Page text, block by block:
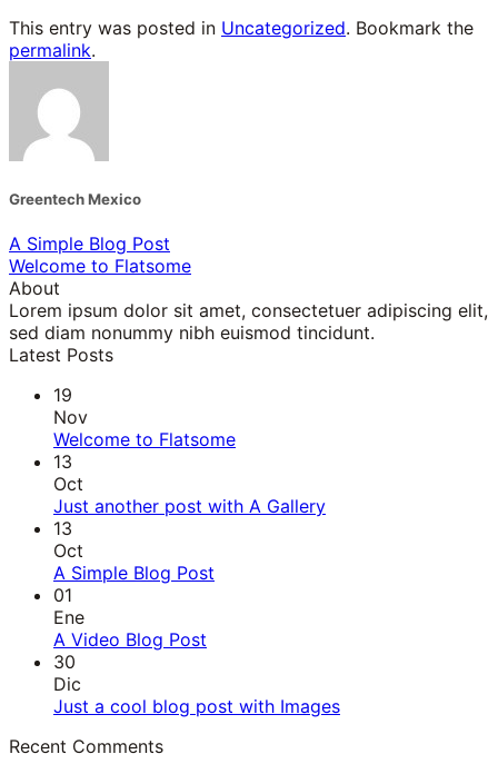
This entry was posted in Uncategorized. Bookmark the
permalink.
Greentech Mexico
A Simple Blog Post
Welcome to Flatsome
About
Lorem ipsum dolor sit amet, consectetuer adipiscing elit,
sed diam nonummy nibh euismod tincidunt.
Latest Posts
19
Nov
Welcome to Flatsome
13
Oct
Just another post with A Gallery
13
Oct
A Simple Blog Post
01
Ene
A Video Blog Post
30
Dic
Just a cool blog post with Images
Recent Comments